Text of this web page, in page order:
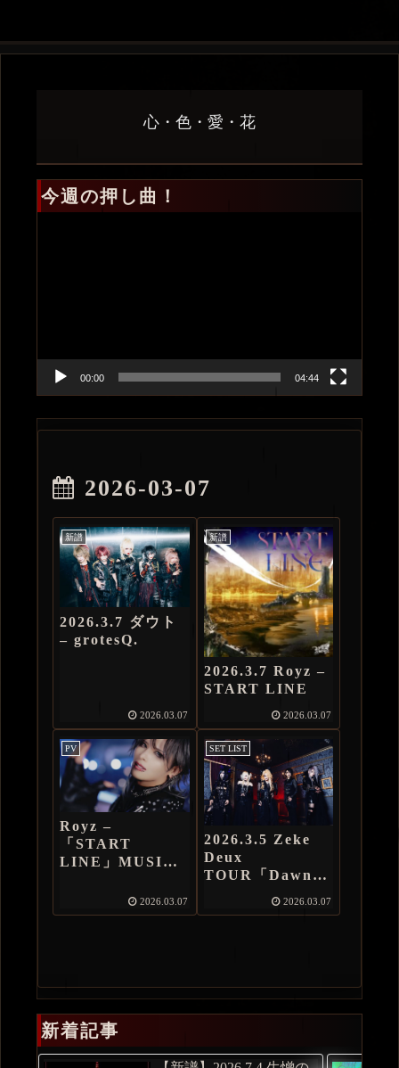
心・色・愛・花
今週の押し曲！
00:00 04:44
2026-03-07
新譜
2026.3.7 ダウト
– grotesQ.
2026.03.07
新譜
2026.3.7 Royz –
START LINE
2026.03.07
PV
Royz –
「START
LINE」MUSIC
2026.03.07
SET LIST
2026.3.5 Zeke
Deux
TOUR「Dawn of
The Luminous
Tears 福岡編
2026.03.07
新着記事